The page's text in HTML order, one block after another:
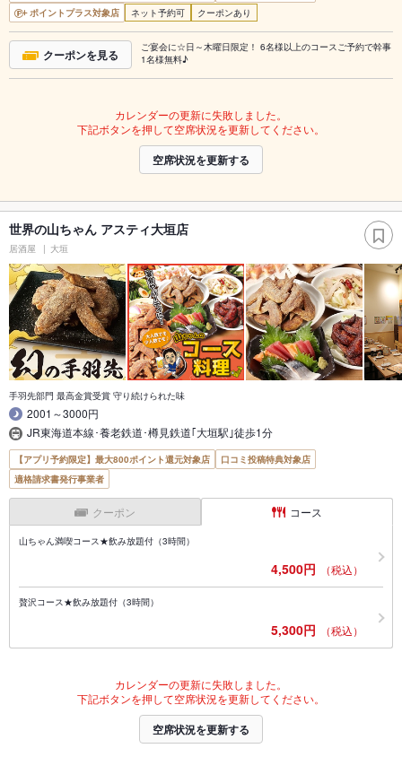
ポイントプラス対象店
ネット予約可 クーポンあり
クーポンを見る
ご宴会に☆日～木曜日限定！ 6名様以上のコースご予約で幹事
1名様無料♪
カレンダーの更新に失敗しました。
下記ボタンを押して空席状況を更新してください。
空席状況を更新する
世界の山ちゃん アスティ大垣店
居酒屋 大垣
手羽先部門 最高金賞受賞 守り続けられた味
2001～3000円
JR東海道本線･養老鉄道･樽見鉄道｢大垣駅｣徒歩1分
【アプリ予約限定】最大800ポイント還元対象店
口コミ投稿特典対象店
適格請求書発行事業者
クーポン コース
山ちゃん満喫コース★飲み放題付（3時間）
4,500円 （税込）
贅沢コース★飲み放題付（3時間）
5,300円 （税込）
カレンダーの更新に失敗しました。
下記ボタンを押して空席状況を更新してください。
空席状況を更新する